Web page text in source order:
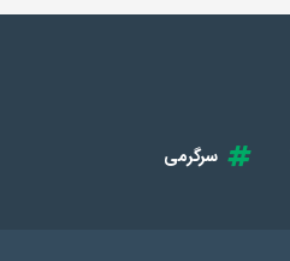
سرگرمی